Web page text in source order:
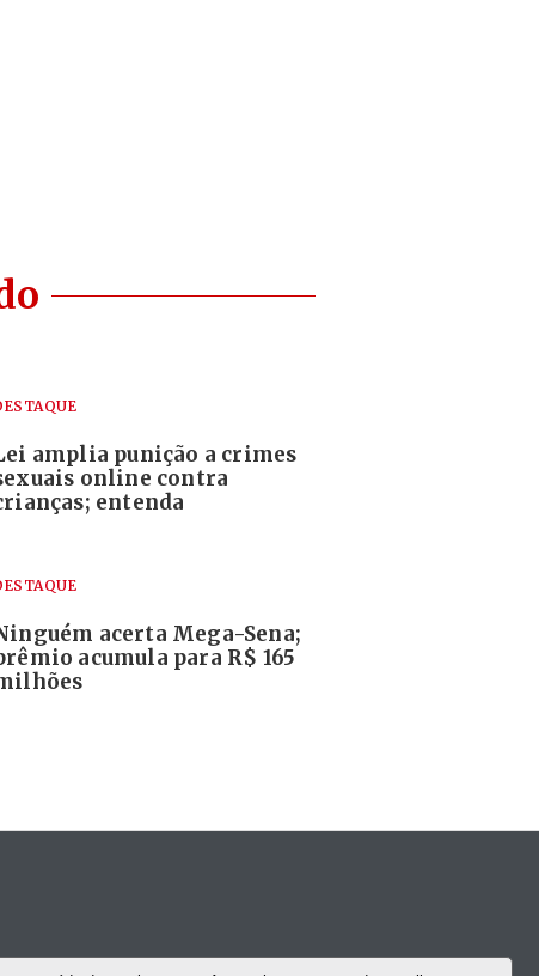
amplia punição a crimes
online contra
entenda
acerta Mega-Sena;
acumula para R$ 165